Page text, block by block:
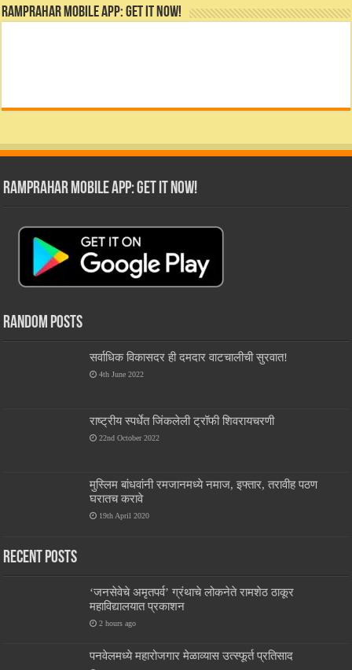
RamPrahar Mobile App: Get it Now!
RamPrahar Mobile App: Get it Now!
Random Posts
सर्वाधिक विकासदर ही दमदार वाटचालीची सुरवात!
4th June 2022
राष्ट्रीय स्पर्धेत जिंकलेली ट्रॉफी शिवरायचरणी
22nd October 2022
मुस्लिम बांधवांनी रमजानमध्ये नमाज, इफ्तार, तरावीह पठण
घरातच करावे
19th April 2020
Recent Posts
‌‘जनसेवेचे अमृतपर्व‌’ ग्रंथाचे लोकनेते रामशेठ ठाकूर
महाविद्यालयात प्रकाशन
2 hours ago
पनवेलमध्ये महारोजगार मेळाव्यास उत्स्फूर्त प्रतिसाद